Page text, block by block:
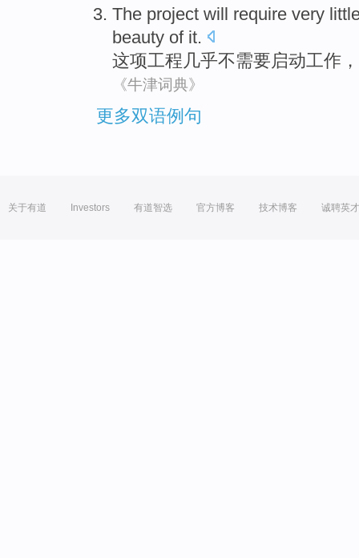
The project will require very
beauty of it.
这项工程 几乎不需要启动工作
《牛津词典》
更多双语例句
关于有道 Investors 有道智选 官方博客 技术博客 诚聘英才